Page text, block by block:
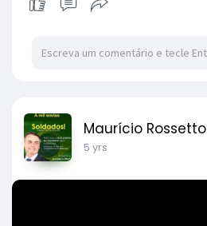
Maurício Rossetto
5 yrs